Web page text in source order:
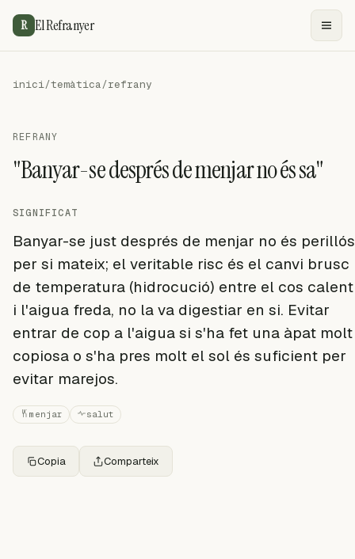
R El Refranyer
inici/temàtica/refrany
REFRANY
"Banyar-se després de menjar no és sa"
SIGNIFICAT
Banyar-se just després de menjar no és perillós
per si mateix; el veritable risc és el canvi brusc
de temperatura (hidrocució) entre el cos calent
i l'aigua freda, no la va digestiar en si. Evitar
entrar de cop a l'aigua si s'ha fet una àpat molt
copiosa o s'ha pres molt el sol és suficient per
evitar marejos.
menjar salut
Copia Comparteix